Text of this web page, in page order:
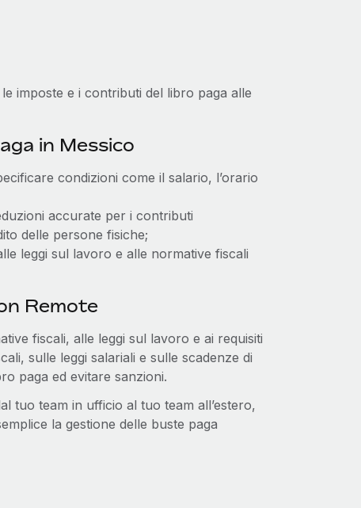
imposte e i contributi del libro paga alle
in Messico
condizioni come il salario, l’orario
accurate per i contributi
delle persone fisiche;
leggi sul lavoro e alle normative fiscali
Remote
fiscali, alle leggi sul lavoro e ai requisiti
sulle leggi salariali e sulle scadenze di
paga ed evitare sanzioni.
tuo team in ufficio al tuo team all’estero,
la gestione delle buste paga